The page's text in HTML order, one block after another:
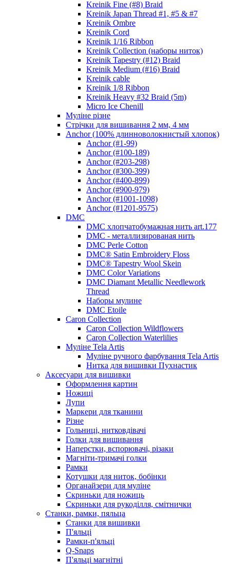
Kreinik Fine (#8) Braid
Kreinik Japan Thread #1, #5 & #7
Kreinik Ombre
Kreinik Cord
Kreinik 1/16 Ribbon
Kreinik Collection (наборы ниток)
Kreinik Tapestry (#12) Braid
Kreinik Medium (#16) Braid
Kreinik cable
Kreinik 1/8 Ribbon
Kreinik Heavy #32 Braid (5m)
Micro Ice Chenill
Муліне різне
Стрічки для вишивання 2 мм, 4 мм
Anchor (100% длинноволокнистый хлопок)
Anchor (#1-99)
Anchor (#100-189)
Anchor (#203-298)
Anchor (#300-399)
Anchor (#400-899)
Anchor (#900-979)
Anchor (#1001-1098)
Anchor (#1201-9575)
DMC
DMC хлопчатобумажная нить art.177
DMC - металлизированая нить
DMC Perle Cotton
DMC® Satin Embroidery Floss
DMC® Tapestry Wool Skein
DMC Color Variations
DMC Diamant Metallic Needlework
Thread
Наборы мулине
DMC Etoile
Caron Collection
Caron Collection Wildflowers
Caron Collection Waterlilies
Муліне Tela Artis
Муліне ручного фарбування Tela Artis
Нитка для вишивки Пухнастик
Аксесуари для вишивки
Оформлення картин
Ножиці
Лупи
Маркери для тканини
Різне
Гольниці, нитковдівачі
Голки для вишивання
Наперстки, вспорювачі, різаки
Магніти-тримачі голки
Рамки
Котушки для ниток, бобінки
Органайзери для муліне
Скриньки для ножиць
Скриньки для рукоділля, смітнички
Станки, рамки, пяльца
Станки для вишивки
П'яльці
Рамки-п'яльці
Q-Snaps
П'яльці магнітні